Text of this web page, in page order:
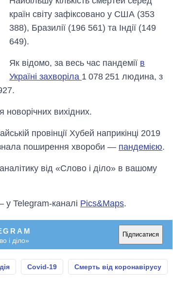
країн світу зафіксовано у США (353
388), Бразилії (196 561) та Індії (149
649).
Як відомо, за весь час пандемії в
Україні захворіла 1 078 251 людина, з
новорічних вихідних.
провінції Хубей наприкінці 2019
поширення хвороби — пандемією.
від «Слово і діло» в вашому
у Telegram-каналі Pics&Maps.
і діло»
Підписатися
Covid-19 Смерть від коронавірусу
заробляють
OpenAI та
Anthropic